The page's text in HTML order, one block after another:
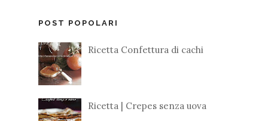
POST POPOLARI
Ricetta Confettura di cachi
Ricetta | Crepes senza uova